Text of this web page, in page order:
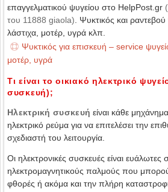
επαγγελματικού ψυγείου στο HelpPost.gr
του 11888 giaola) . Ψυκτικός και
λάστιχα, μοτέρ, υγρά κλπ.
Ψυκτικός για επισκευή – service
μοτέρ, υγρά
Τι είναι το οικιακό ηλεκτρικό
συσκευή);
Ηλεκτρική συσκευή είναι κάθε
ηλεκτρικό ρεύμα για να επιτελέσει την
σχεδιαστή του λειτουργία.
Οι ηλεκτρονικές συσκευές είναι
ηλεκτρομαγνητικούς παλμούς που
φθορές ή ακόμα και την πλήρη